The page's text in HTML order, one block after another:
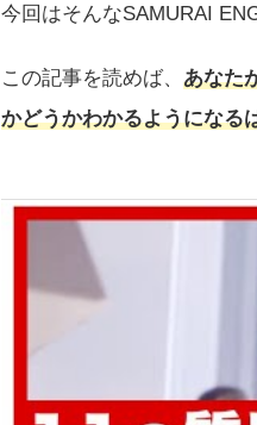
今回はそんなSAMURAI
この記事を読めば、 あなた
かどうかわかるようになる